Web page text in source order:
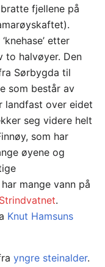
fjellene på
etter
to halvøyer. Den
Sørbygda til
som består av
landfast over eidet
seg videre helt
som har
øyene og
mange vann på
Strindvatnet.
Knut Hamsuns
yngre steinalder.